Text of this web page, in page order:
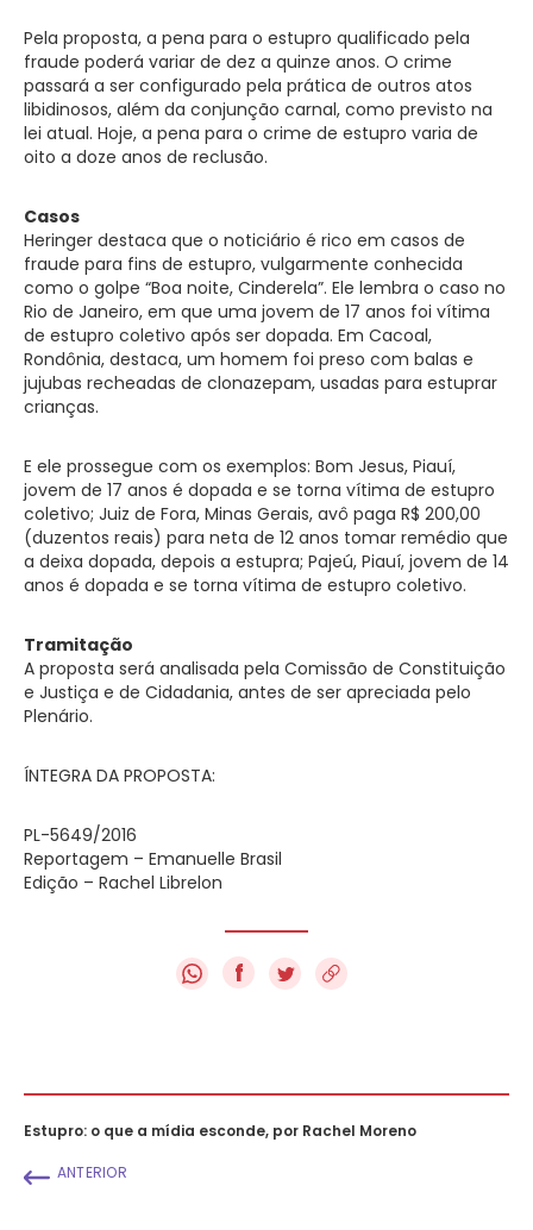
Pela proposta, a pena para o estupro qualificado pela
fraude poderá variar de dez a quinze anos. O crime
passará a ser configurado pela prática de outros atos
libidinosos, além da conjunção carnal, como previsto na
lei atual. Hoje, a pena para o crime de estupro varia de
oito a doze anos de reclusão.
Casos
Heringer destaca que o noticiário é rico em casos de
fraude para fins de estupro, vulgarmente conhecida
como o golpe “Boa noite, Cinderela”. Ele lembra o caso no
Rio de Janeiro, em que uma jovem de 17 anos foi vítima
de estupro coletivo após ser dopada. Em Cacoal,
Rondônia, destaca, um homem foi preso com balas e
jujubas recheadas de clonazepam, usadas para estuprar
crianças.
E ele prossegue com os exemplos: Bom Jesus, Piauí,
jovem de 17 anos é dopada e se torna vítima de estupro
coletivo; Juiz de Fora, Minas Gerais, avô paga R$ 200,00
(duzentos reais) para neta de 12 anos tomar remédio que
a deixa dopada, depois a estupra; Pajeú, Piauí, jovem de 14
anos é dopada e se torna vítima de estupro coletivo.
Tramitação
A proposta será analisada pela Comissão de Constituição
e Justiça e de Cidadania, antes de ser apreciada pelo
Plenário.
ÍNTEGRA DA PROPOSTA:
PL-5649/2016
Reportagem – Emanuelle Brasil
Edição – Rachel Librelon
f
Estupro: o que a mídia esconde, por Rachel Moreno
ANTERIOR